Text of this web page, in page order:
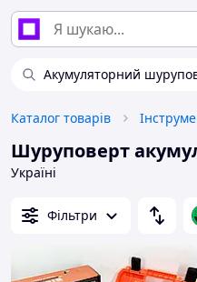
Акумуляторний
Каталог товарів
Шуруповерт
Україні
Фільтри